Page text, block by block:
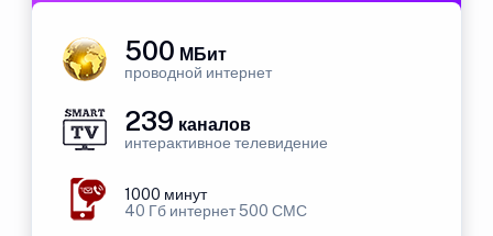
500 МБит
проводной интернет
239 каналов
интерактивное телевидение
1000 минут
40 Гб интернет 500 СМС